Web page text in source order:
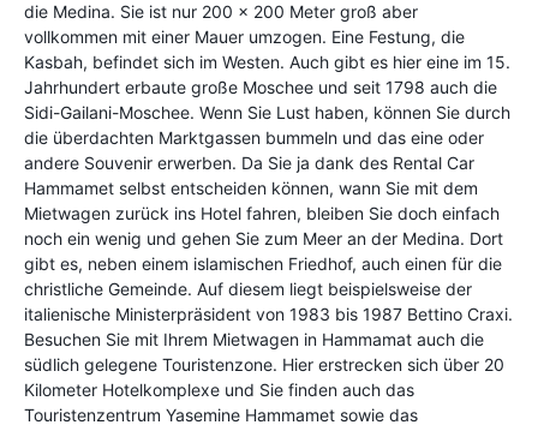
die Medina. Sie ist nur 200 x 200 Meter groß aber
vollkommen mit einer Mauer umzogen. Eine Festung, die
Kasbah, befindet sich im Westen. Auch gibt es hier eine im 15.
Jahrhundert erbaute große Moschee und seit 1798 auch die
Sidi-Gailani-Moschee. Wenn Sie Lust haben, können Sie durch
die überdachten Marktgassen bummeln und das eine oder
andere Souvenir erwerben. Da Sie ja dank des Rental Car
Hammamet selbst entscheiden können, wann Sie mit dem
Mietwagen zurück ins Hotel fahren, bleiben Sie doch einfach
noch ein wenig und gehen Sie zum Meer an der Medina. Dort
gibt es, neben einem islamischen Friedhof, auch einen für die
christliche Gemeinde. Auf diesem liegt beispielsweise der
italienische Ministerpräsident von 1983 bis 1987 Bettino Craxi.
Besuchen Sie mit Ihrem Mietwagen in Hammamat auch die
südlich gelegene Touristenzone. Hier erstrecken sich über 20
Kilometer Hotelkomplexe und Sie finden auch das
Touristenzentrum Yasemine Hammamet sowie das